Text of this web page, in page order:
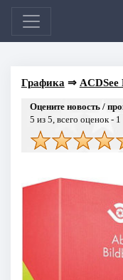
Графика ⇒
Оцените новость /
5 из 5, всего оценок - 1